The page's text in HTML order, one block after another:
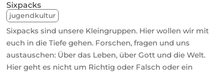
Sixpacks
jugendkultur
Sixpacks sind unsere Kleingruppen. Hier wollen wir mit
euch in die Tiefe gehen. Forschen, fragen und uns
austauschen: Über das Leben, über Gott und die Welt.
Hier geht es nicht um Richtig oder Falsch oder ein